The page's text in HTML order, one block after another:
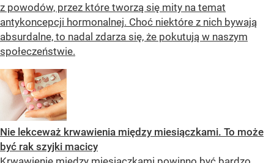
z powodów, przez które tworzą się mity na temat
antykoncepcji hormonalnej. Choć niektóre z nich bywają
absurdalne, to nadal zdarza się, że pokutują w naszym
społeczeństwie.
Nie lekceważ krwawienia między miesiączkami. To może
być rak szyjki macicy